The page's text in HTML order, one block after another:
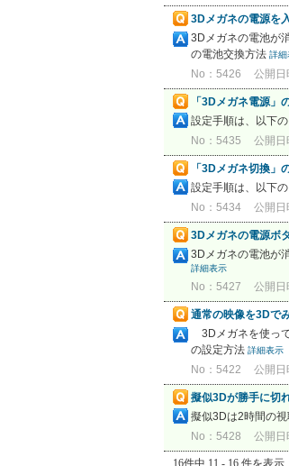
3Dメガネの電源を
3Dメガネの電池が
の電池交換方法 詳細
No：5426 公開
「3Dメガネ電源」
設定手順は、以下
No：5435 公開
「3Dメガネ切換」
設定手順は、以下
No：5434 公開
3Dメガネの電源ボ
3Dメガネの電池が
詳細表示
No：5427 公開
通常の映像を3Dで
3Dメガネを使っ
の設定方法 詳細表示
No：5422 公開
擬似3Dが勝手に切れ
擬似3Dは2時間の
No：5428 公開
16件中 11 - 16 件を表示